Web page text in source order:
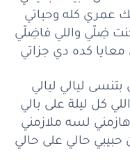
لياليليالي
كلليلة على
لسهملازمني
حاليعلى
كدهوفايتني
عمري كله وحياتي
ضِلّي واللي فاضِلّي
كده دي جزاتي
بتنسى ليالي ليالي
كل ليلة على بالي
لسه ملازمني
حالي على حالي